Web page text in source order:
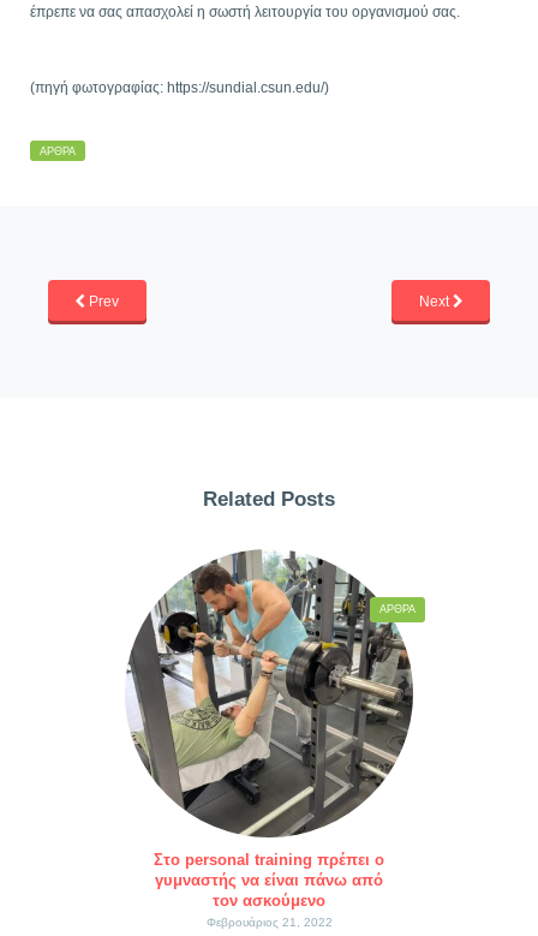
έπρεπε να σας απασχολεί η σωστή λειτουργία του οργανισμού σας.
(πηγή φωτογραφίας: https://sundial.csun.edu/)
ΆΡΘΡΑ
Prev Next
Related Posts
Στο personal training πρέπει ο
γυμναστής να είναι πάνω από
τον ασκούμενο
Φεβρουάριος 21, 2022
ΆΡΘΡΑ